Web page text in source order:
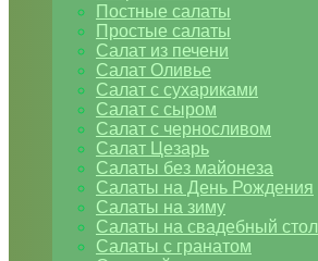
Постные салаты
Простые салаты
Салат из печени
Салат Оливье
Салат с сухариками
Салат с сыром
Салат с черносливом
Салат Цезарь
Салаты без майонеза
Салаты на День Рождения
Салаты на зиму
Салаты на свадебный стол
Салаты с гранатом